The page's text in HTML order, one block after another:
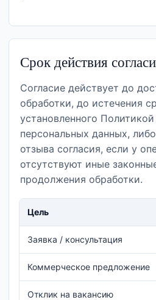
Срок действия
Согласие действует до
обработки, до истечения
установленного
персональных данных,
отзыва согласия, если у
отсутствуют иные
продолжения обработки.
Цель
Заявка / консультация
Коммерческое предложение
Отклик на вакансию